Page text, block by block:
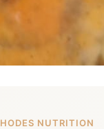
NUTRITION